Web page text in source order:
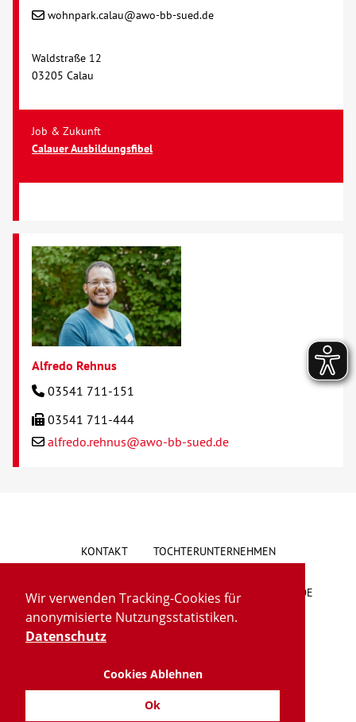
Wir verwenden Tracking-Cookies für
anonymisierte Nutzungsstatistiken.
Datenschutz
Cookies Ablehnen
Ok
wohnpark.calau@awo-bb-sued.de
Waldstraße 12
03205 Calau
Job & Zukunft
Calauer Ausbildungsfibel
Alfredo Rehnus
03541 711-151
03541 711-444
alfredo.rehnus@awo-bb-sued.de
KONTAKT TOCHTERUNTERNEHMEN
HINWEISGEBERSYSTEM VORSCHLAG/BESCHWERDE
LIEFERKETTENGESETZ
IMPRESSUM DATENSCHUTZ